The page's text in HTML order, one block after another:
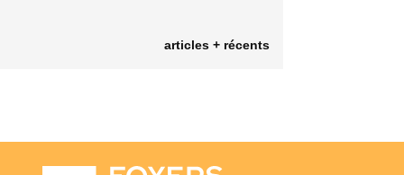
articles + récents